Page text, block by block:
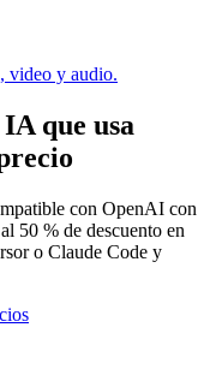
video y audio.
que usa
con OpenAI con
50 % de descuento en
o Claude Code y